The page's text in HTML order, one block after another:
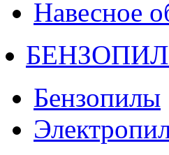
Навесное
Бензопилы